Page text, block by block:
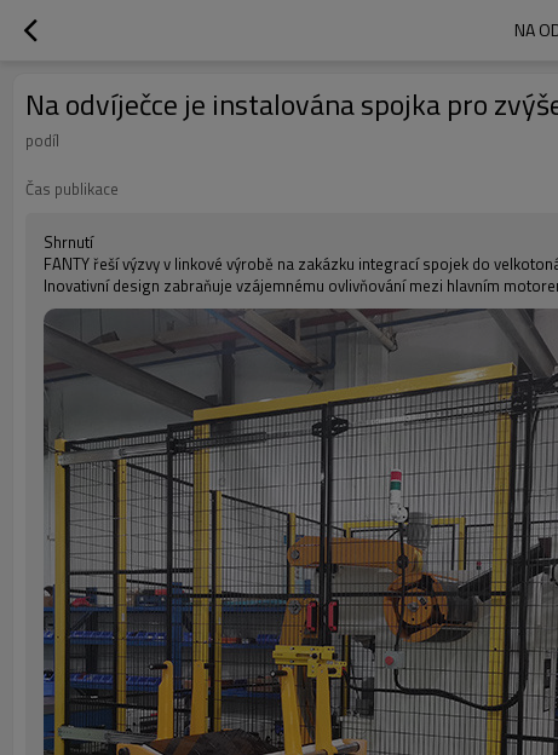
NA
Na odvíječce je instalována spojka pro
podíl
Čas publikace
Shrnutí
FANTY řeší výzvy v linkové výrobě na zakázku integrací spojek do
Inovativní design zabraňuje vzájemnému ovlivňování mezi hlavním